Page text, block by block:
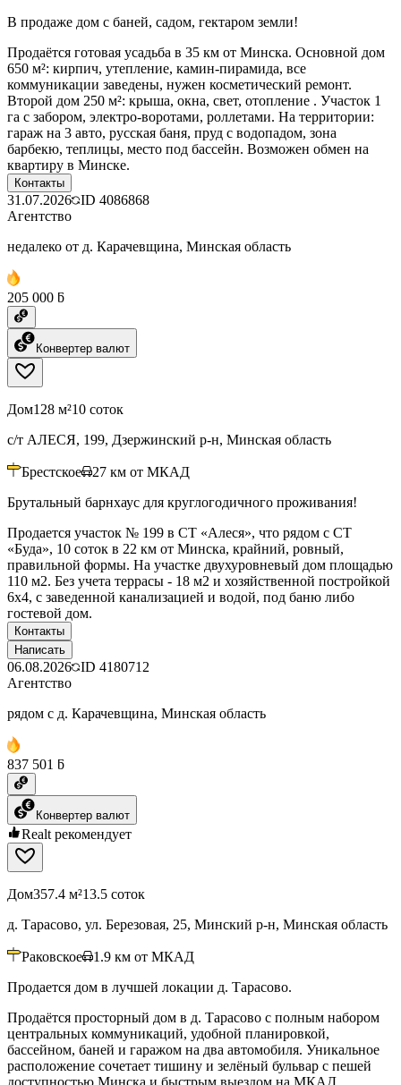
В продаже дом с баней, садом, гектаром земли!
Продаётся готовая усадьба в 35 км от Минска. Основной дом
650 м²: кирпич, утепление, камин-пирамида, все
коммуникации заведены, нужен косметический ремонт.
Второй дом 250 м²: крыша, окна, свет, отопление . Участок 1
га с забором, электро-воротами, роллетами. На территории:
гараж на 3 авто, русская баня, пруд с водопадом, зона
барбекю, теплицы, место под бассейн. Возможен обмен на
квартиру в Минске.
Контакты
31.07.2026 ID 4086868
Агентство
недалеко от д. Карачевщина, Минская область
205 000 ƃ
Конвертер валют
Дом128 м²10 соток
с/т АЛЕСЯ, 199, Дзержинский р-н, Минская область
Брестское 27 км от МКАД
Брутальный барнхаус для круглогодичного проживания!
Продается участок № 199 в СТ «Алеся», что рядом с СТ
«Буда», 10 соток в 22 км от Минска, крайний, ровный,
правильной формы. На участке двухуровневый дом площадью
110 м2. Без учета террасы - 18 м2 и хозяйственной постройкой
6х4, с заведенной канализацией и водой, под баню либо
гостевой дом.
Контакты
Написать
06.08.2026 ID 4180712
Агентство
рядом с д. Карачевщина, Минская область
837 501 ƃ
Конвертер валют
Realt рекомендует
Дом357.4 м²13.5 соток
д. Тарасово, ул. Березовая, 25, Минский р-н, Минская область
Раковское 1.9 км от МКАД
Продается дом в лучшей локации д. Тарасово.
Продаётся просторный дом в д. Тарасово с полным набором
центральных коммуникаций, удобной планировкой,
бассейном, баней и гаражом на два автомобиля. Уникальное
расположение сочетает тишину и зелёный бульвар с пешей
доступностью Минска и быстрым выездом на МКАД.